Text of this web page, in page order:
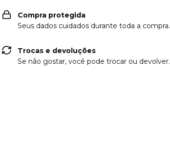
Compra protegida
Seus dados cuidados durante toda a compra.
Trocas e devoluções
Se não gostar, você pode trocar ou devolver.